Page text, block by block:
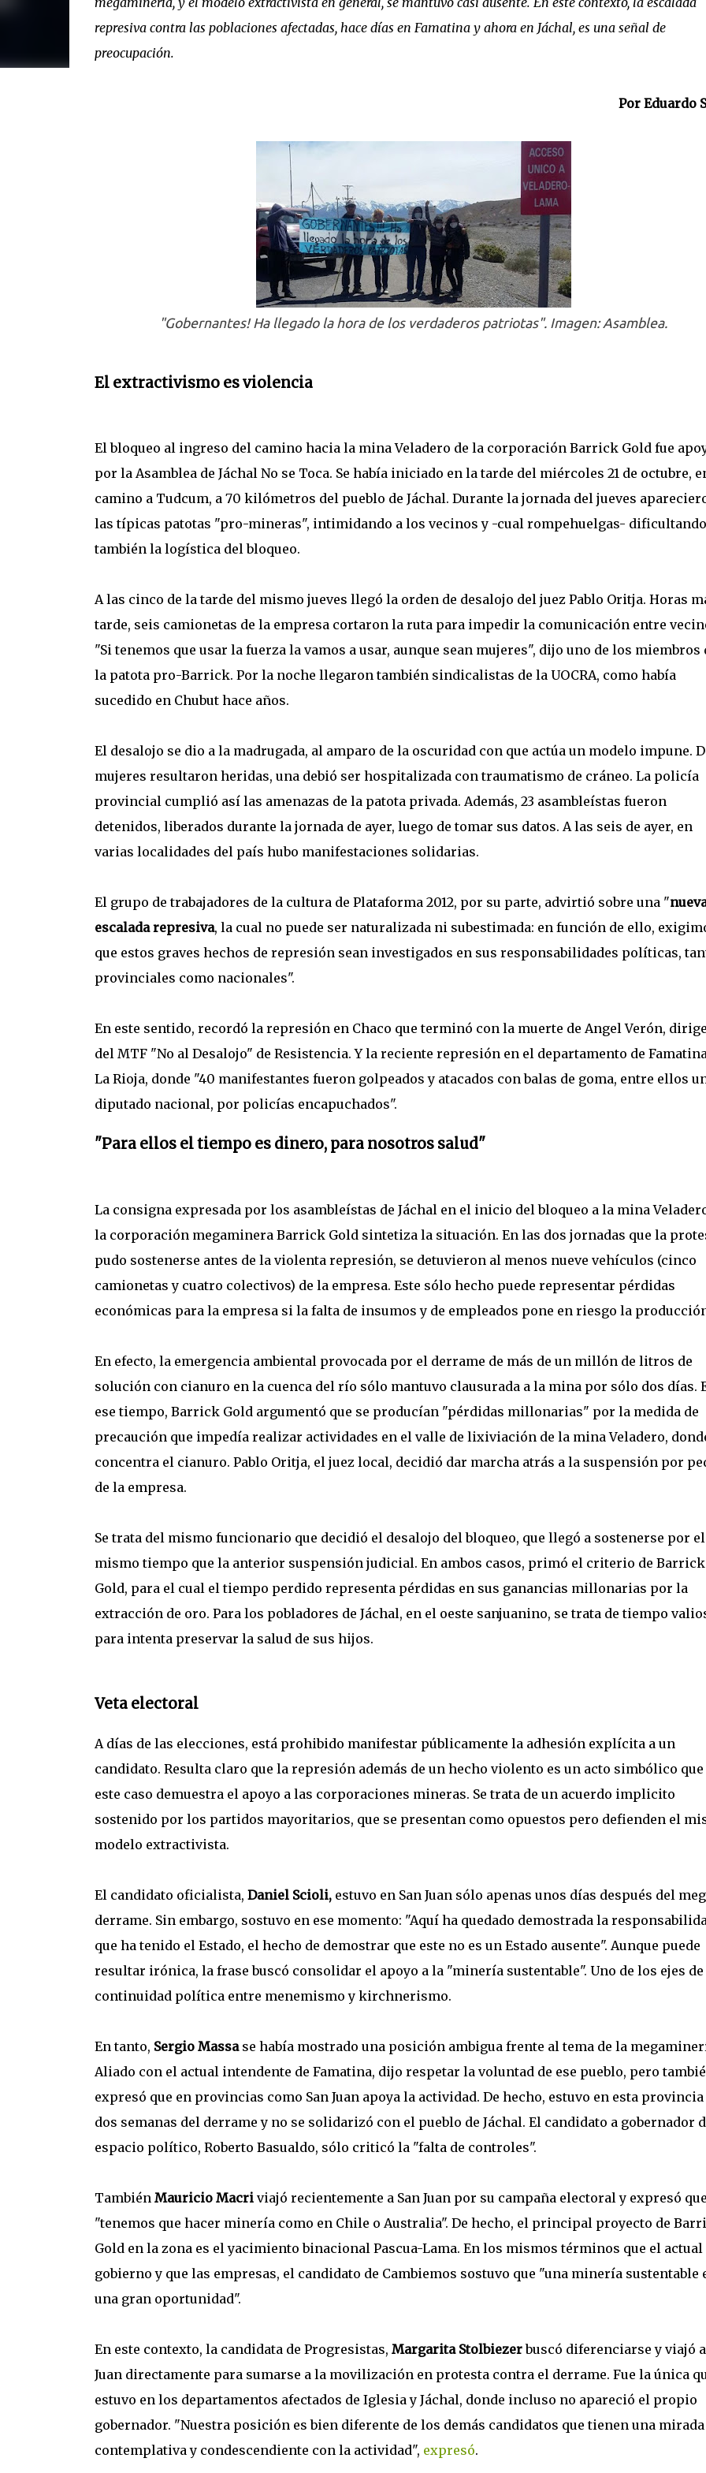
represiva contra las poblaciones afectadas, hace días en Famatina y ahora en Jáchal, es una señal de
preocupación.
Por Eduardo
"Gobernantes! Ha llegado la hora de los verdaderos patriotas". Imagen: Asamblea.
El extractivismo es violencia
El bloqueo al ingreso del camino hacia la mina Veladero de la corporación Barrick Gold fue
por la Asamblea de Jáchal No se Toca. Se había iniciado en la tarde del miércoles 21 de octubre,
camino a Tudcum, a 70 kilómetros del pueblo de Jáchal. Durante la jornada del jueves
las típicas patotas "pro-mineras", intimidando a los vecinos y -cual rompehuelgas- dificultando
también la logística del bloqueo.
A las cinco de la tarde del mismo jueves llegó la orden de desalojo del juez Pablo Oritja. Horas
tarde, seis camionetas de la empresa cortaron la ruta para impedir la comunicación entre
"Si tenemos que usar la fuerza la vamos a usar, aunque sean mujeres", dijo uno de los miembros
la patota pro-Barrick. Por la noche llegaron también sindicalistas de la UOCRA, como había
sucedido en Chubut hace años.
El desalojo se dio a la madrugada, al amparo de la oscuridad con que actúa un modelo impune.
mujeres resultaron heridas, una debió ser hospitalizada con traumatismo de cráneo. La policía
provincial cumplió así las amenazas de la patota privada. Además, 23 asambleístas fueron
detenidos, liberados durante la jornada de ayer, luego de tomar sus datos. A las seis de ayer, en
varias localidades del país hubo manifestaciones solidarias.
El grupo de trabajadores de la cultura de Plataforma 2012, por su parte, advirtió sobre una "
escalada represiva, la cual no puede ser naturalizada ni subestimada: en función de ello,
que estos graves hechos de represión sean investigados en sus responsabilidades políticas,
provinciales como nacionales".
En este sentido, recordó la represión en Chaco que terminó con la muerte de Angel Verón,
del MTF "No al Desalojo" de Resistencia. Y la reciente represión en el departamento de
La Rioja, donde "40 manifestantes fueron golpeados y atacados con balas de goma, entre ellos
diputado nacional, por policías encapuchados".
"Para ellos el tiempo es dinero, para nosotros salud"
La consigna expresada por los asambleístas de Jáchal en el inicio del bloqueo a la mina
la corporación megaminera Barrick Gold sintetiza la situación. En las dos jornadas que la
pudo sostenerse antes de la violenta represión, se detuvieron al menos nueve vehículos (cinco
camionetas y cuatro colectivos) de la empresa. Este sólo hecho puede representar pérdidas
económicas para la empresa si la falta de insumos y de empleados pone en riesgo la
En efecto, la emergencia ambiental provocada por el derrame de más de un millón de litros de
solución con cianuro en la cuenca del río sólo mantuvo clausurada a la mina por sólo dos días.
ese tiempo, Barrick Gold argumentó que se producían "pérdidas millonarias" por la medida de
precaución que impedía realizar actividades en el valle de lixiviación de la mina Veladero,
concentra el cianuro. Pablo Oritja, el juez local, decidió dar marcha atrás a la suspensión por
de la empresa.
Se trata del mismo funcionario que decidió el desalojo del bloqueo, que llegó a sostenerse por el
mismo tiempo que la anterior suspensión judicial. En ambos casos, primó el criterio de Barrick
Gold, para el cual el tiempo perdido representa pérdidas en sus ganancias millonarias por la
extracción de oro. Para los pobladores de Jáchal, en el oeste sanjuanino, se trata de tiempo
para intenta preservar la salud de sus hijos.
Veta electoral
A días de las elecciones, está prohibido manifestar públicamente la adhesión explícita a un
candidato. Resulta claro que la represión además de un hecho violento es un acto simbólico que
este caso demuestra el apoyo a las corporaciones mineras. Se trata de un acuerdo implicito
sostenido por los partidos mayoritarios, que se presentan como opuestos pero defienden el
modelo extractivista.
El candidato oficialista, Daniel Scioli,estuvo en San Juan sólo apenas unos días después del
derrame. Sin embargo, sostuvo en ese momento: "Aquí ha quedado demostrada la
que ha tenido el Estado, el hecho de demostrar que este no es un Estado ausente". Aunque puede
resultar irónica, la frase buscó consolidar el apoyo a la "minería sustentable". Uno de los ejes de
continuidad política entre menemismo y kirchnerismo.
En tanto, Sergio Massa se había mostrado una posición ambigua frente al tema de la
Aliado con el actual intendente de Famatina, dijo respetar la voluntad de ese pueblo, pero
expresó que en provincias como San Juan apoya la actividad. De hecho, estuvo en esta provincia
dos semanas del derrame y no se solidarizó con el pueblo de Jáchal. El candidato a gobernador
espacio político, Roberto Basualdo, sólo criticó la "falta de controles".
También Mauricio Macriviajó recientemente a San Juan por su campaña electoral y expresó que
"tenemos que hacer minería como en Chile o Australia". De hecho, el principal proyecto de
Gold en la zona es el yacimiento binacional Pascua-Lama. En los mismos términos que el actual
gobierno y que las empresas, el candidato de Cambiemos sostuvo que "una minería sustentable
una gran oportunidad".
En este contexto, la candidata de Progresistas, Margarita Stolbiezerbuscó diferenciarse y viajó a
Juan directamente para sumarse a la movilización en protesta contra el derrame. Fue la única
estuvo en los departamentos afectados de Iglesia y Jáchal, donde incluso no apareció el propio
gobernador. "Nuestra posición es bien diferente de los demás candidatos que tienen una mirada
contemplativa y condescendiente con la actividad", expresó.